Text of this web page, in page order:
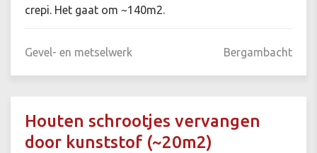
crepi. Het gaat om ~140m2.
Gevel- en metselwerk Bergambacht
Houten schrootjes vervangen
door kunststof (~20m2)